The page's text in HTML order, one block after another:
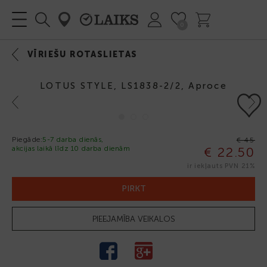
VĪRIEŠU ROTASLIETAS
LOTUS STYLE, LS1838-2/2, Aproce
Previous Next
Piegāde:5-7 darba dienās,
akcijas laikā līdz 10 darba dienām
€ 45
€ 22.50
ir iekļauts PVN 21%
PIRKT
PIEEJAMĪBA VEIKALOS